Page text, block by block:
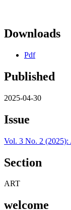
Downloads
Pdf
Published
2025-04-30
Issue
Vol. 3 No. 2 (2025):
Section
ART
welcome